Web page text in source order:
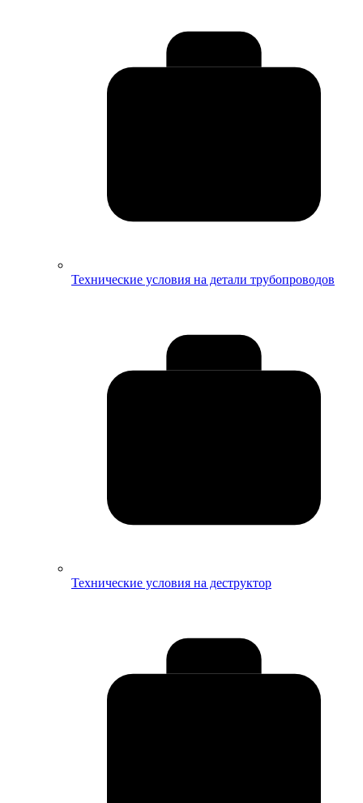
Технические условия на детали трубопроводов
Технические условия на деструктор